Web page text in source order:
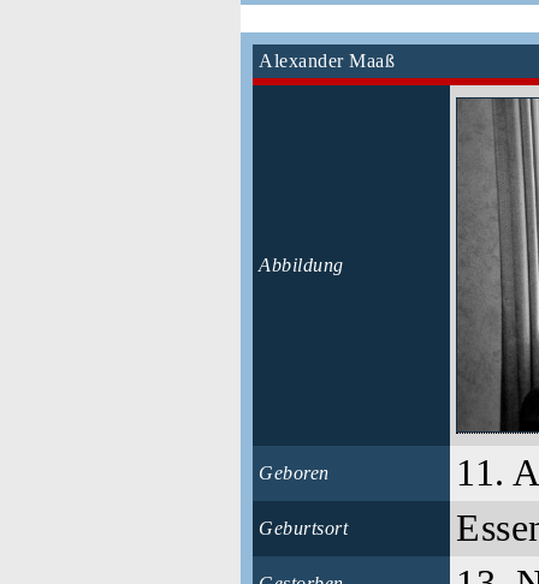
Alexander Maaß
Abbildung
Geboren 11.
Geburtsort